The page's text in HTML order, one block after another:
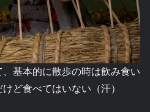
基本的に散歩の時は飲み食い
ど食べてはいない（汗）